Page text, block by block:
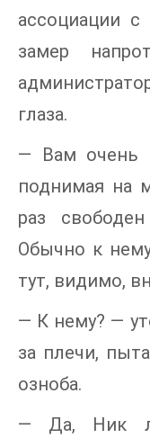
ассоциации с
замер
глаза.
— Вам очень
поднимая на
раз
Обычно к
тут, видимо,
— К нему? —
за плечи,
озноба.
— Да, Ник